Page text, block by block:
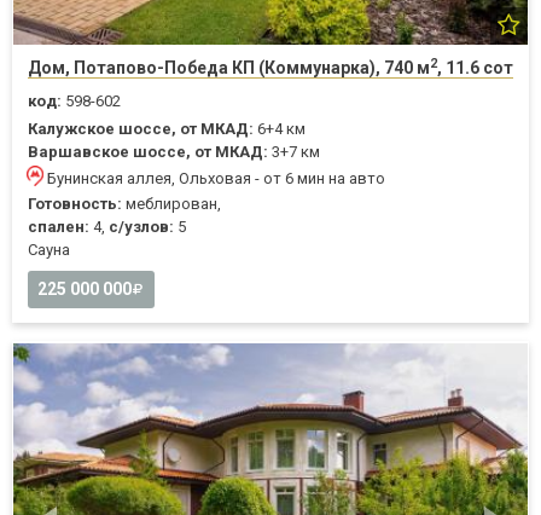
Дом, Потапово-Победа КП (Коммунарка), 740 м2, 11.6 сот
код: 598-602
Калужское шоссе, от МКАД: 6+4 км
Варшавское шоссе, от МКАД: 3+7 км
Бунинская аллея, Ольховая - от 6 мин на авто
Готовность: меблирован,
спален: 4, с/узлов: 5
Cауна
225 000 000